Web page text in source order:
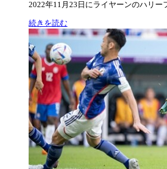
2022年11月23日にライヤーンのハリ
続きを読む